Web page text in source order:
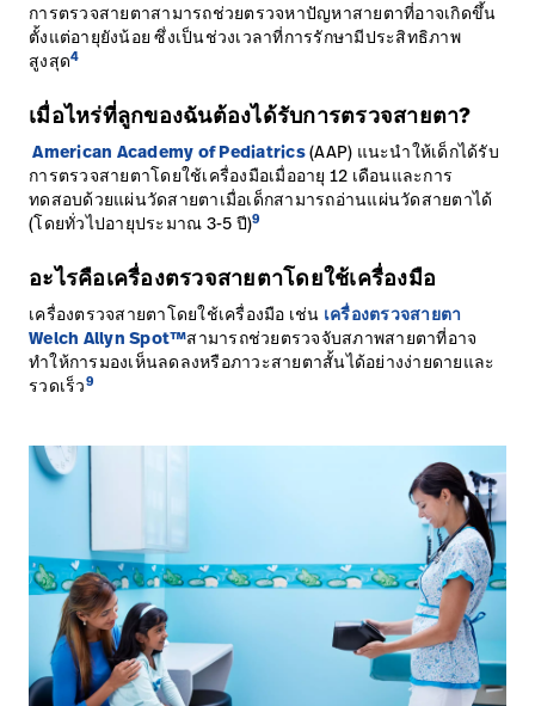
การตรวจสายตาสามารถช่วยตรวจหาปัญหาสายตาที่อาจเกิดขึ้น
ตั้งแต่อายุยังน้อย ซึ่งเป็นช่วงเวลาที่การรักษามีประสิทธิภาพ
สูงสุด4
เมื่อไหร่ที่ลูกของฉันต้องได้รับการตรวจสายตา?
American Academy of Pediatrics(AAP) แนะนำให้เด็กได้รับ
การตรวจสายตาโดยใช้เครื่องมือเมื่ออายุ 12 เดือนและการ
ทดสอบด้วยแผ่นวัดสายตาเมื่อเด็กสามารถอ่านแผ่นวัดสายตาได้
(โดยทั่วไปอายุประมาณ 3-5 ปี)9
อะไรคือเครื่องตรวจสายตาโดยใช้เครื่องมือ
เครื่องตรวจสายตาโดยใช้เครื่องมือ เช่น เครื่องตรวจสายตา
Welch Allyn Spot™สามารถช่วยตรวจจับสภาพสายตาที่อาจ
ทำให้การมองเห็นลดลงหรือภาวะสายตาสั้นได้อย่างง่ายดายและ
รวดเร็ว9